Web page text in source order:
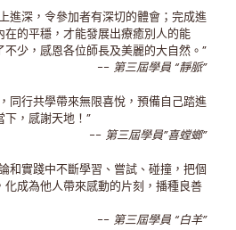
進深，令參加者有深切的體會；完成進
的平穩，才能發展出療癒別人的能
少，感恩各位師長及美麗的大自然。”
-- 第三屆學員 “靜脈”
同行共學帶來無限喜悅，預備自己踏進
，感謝天地！”
-- 第三屆學員”喜螳螂”
和實踐中不斷學習、嘗試、碰撞，把個
成為他人帶來感動的片刻，播種良善
-- 第三屆學員 “白羊”